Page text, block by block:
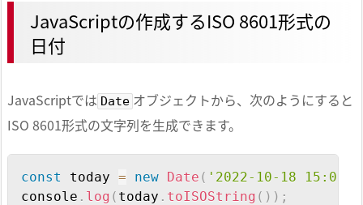
JavaScriptの作成するISO 8601形式の
日付
JavaScriptでは Date オブジェクトから、次のようにすると
ISO 8601形式の文字列を生成できます。
const today = new Date ( '2022-10-18
console . log ( today . toISOString ( ) ) ;
Copy